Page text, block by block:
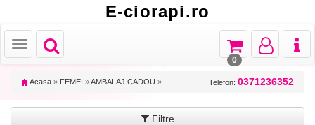
E-ciorapi.ro
Toggle
navigation
Toggle
Toggle
navigation
Toggle
navigation
Toggle
navigation
0
Acasa » FEMEI »AMBALAJ CADOU » Telefon: 0371236352
Filtre